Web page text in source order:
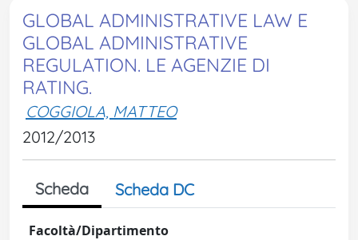
GLOBAL ADMINISTRATIVE LAW E
GLOBAL ADMINISTRATIVE
REGULATION. LE AGENZIE DI
RATING.
COGGIOLA, MATTEO
2012/2013
Scheda Scheda DC
Facoltà/Dipartimento